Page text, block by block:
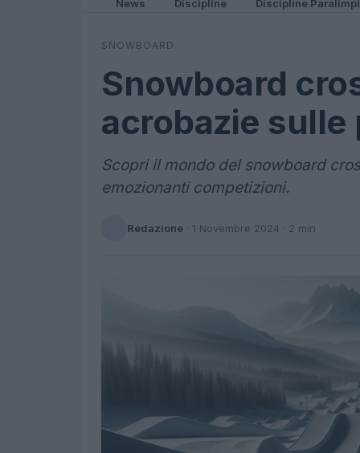
News Discipline Discipline
SNOWBOARD
Snowboard
acrobazie
Scopri il mondo del snowboard
emozionanti competizioni.
Redazione · 1 Novembre 2024 · 2 min